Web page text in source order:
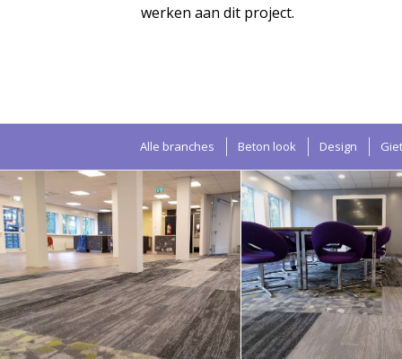
werken aan dit project.
Alle branches Beton look Design